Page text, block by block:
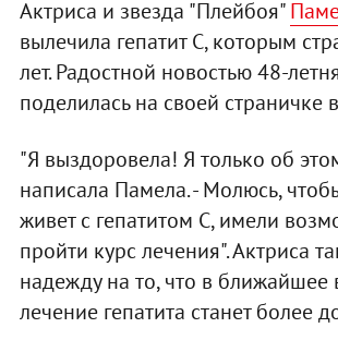
Актриса и звезда "Плейбоя"
вылечила гепатит С, которым
лет. Радостной новостью 48-
поделилась на своей страничке
"Я выздоровела! Я только об
написала Памела. - Молюсь,
живет с гепатитом С, имели
пройти курс лечения". Актриса
надежду на то, что в ближайшее
лечение гепатита станет более